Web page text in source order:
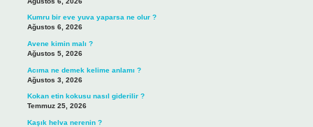
Kumru bir eve yuva yaparsa ne olur ?
Ağustos 6, 2026
Avene kimin malı ?
Ağustos 5, 2026
Acıma ne demek kelime anlamı ?
Ağustos 3, 2026
Kokan etin kokusu nasıl giderilir ?
Temmuz 25, 2026
Kaşık helva nerenin ?